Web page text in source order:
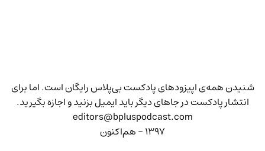
شنیدن همه‌ی اپیزودهای پادکست بی‌پلاس رایگان است. اما برای
انتشار پادکست در جاهای دیگر باید ایمیل بزنید و اجازه بگیرید.
editors@bpluspodcast.com
۱۳۹۷ - هم‌اکنون